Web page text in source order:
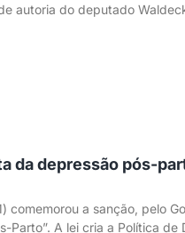
autoria do deputado
da depressão pós-
comemorou a sanção, pelo
Parto”. A lei cria a Política